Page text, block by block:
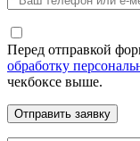
Перед отправкой
обработку
чекбоксе выше.